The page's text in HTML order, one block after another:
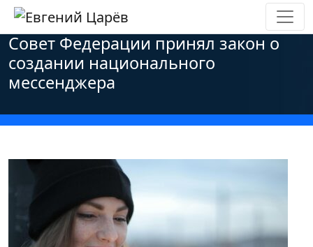
Главная»Новости»Политика
Совет Федерации принял закон о
создании национального
мессенджера